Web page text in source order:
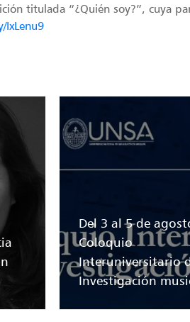
titulada “¿Quién soy?”, cuya
IxLenu9
Del 3 al 5 de
Coloquio
Interuniversitario
Investigación